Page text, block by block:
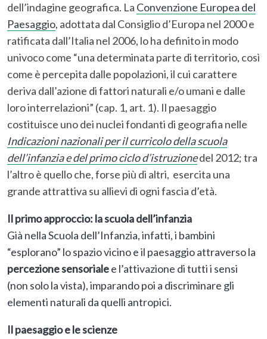
dell’indagine geografica. La Convenzione Europea del
Paesaggio, adottata dal Consiglio d’Europa nel 2000 e
ratificata dall’Italia nel 2006, lo ha definito in modo
univoco come “una determinata parte di territorio, così
come è percepita dalle popolazioni, il cui carattere
deriva dall’azione di fattori naturali e/o umani e dalle
loro interrelazioni” (cap. 1, art. 1). Il paesaggio
costituisce uno dei nuclei fondanti di geografia nelle
Indicazioni nazionali per il curricolo della scuola
dell’infanzia e del primo ciclo d’istruzionedel 2012; tra
l’altro è quello che, forse più di altri, esercita una
grande attrattiva su allievi di ogni fascia d’età.
Il primo approccio: la scuola dell’infanzia
Già nella Scuola dell’Infanzia, infatti, i bambini
“esplorano” lo spazio vicino e il paesaggio attraverso la
percezione sensorialee l’attivazione di tutti i sensi
(non solo la vista), imparando poi a discriminare gli
elementi naturali da quelli antropici.
Il paesaggio e le scienze